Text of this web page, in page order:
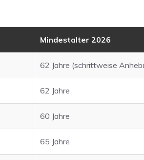
Mindestalter 2026
62 Jahre (schrittweise
62 Jahre
60 Jahre
65 Jahre